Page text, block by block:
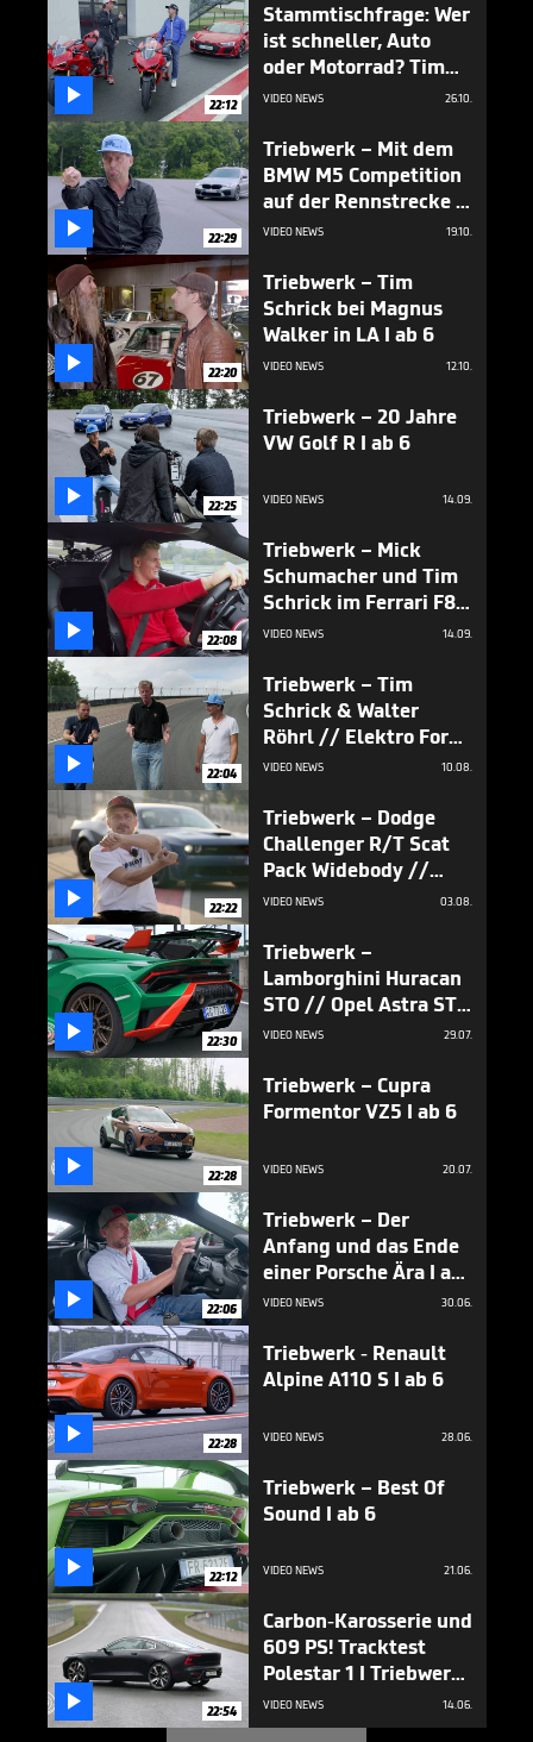
 22:12
Stammtischfrage: Wer
ist schneller, Auto
oder Motorrad? Tim
Schrick klärt auf I
VIDEO NEWS 26.10.
 22:29
Triebwerk – Mit dem
BMW M5 Competition
auf der Rennstrecke I
ab 6
VIDEO NEWS 19.10.
 22:20
Triebwerk – Tim
Schrick bei Magnus
Walker in LA I ab 6
VIDEO NEWS 12.10.
 22:25
Triebwerk – 20 Jahre
VW Golf R I ab 6
VIDEO NEWS 14.09.
 22:08
Triebwerk – Mick
Schumacher und Tim
Schrick im Ferrari F8
Tributo I ab 6
VIDEO NEWS 14.09.
 22:04
Triebwerk – Tim
Schrick & Walter
Röhrl // Elektro Ford
Mustang I ab 6
VIDEO NEWS 10.08.
 22:22
Triebwerk – Dodge
Challenger R/T Scat
Pack Widebody //
Jaguar XJ // Land
VIDEO NEWS 03.08.
 22:30
Triebwerk –
Lamborghini Huracan
STO // Opel Astra ST I
ab 6
VIDEO NEWS 29.07.
 22:28
Triebwerk – Cupra
Formentor VZ5 I ab 6
VIDEO NEWS 20.07.
 22:06
Triebwerk – Der
Anfang und das Ende
einer Porsche Ära I ab
6
VIDEO NEWS 30.06.
 22:28
Triebwerk - Renault
Alpine A110 S I ab 6
VIDEO NEWS 28.06.
 22:12
Triebwerk – Best Of
Sound I ab 6
VIDEO NEWS 21.06.
 22:54
Carbon-Karosserie und
609 PS! Tracktest
Polestar 1 I Triebwerk
I ab 6
VIDEO NEWS 14.06.